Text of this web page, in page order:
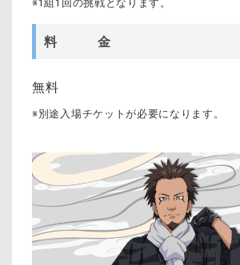
※1組1回の挑戦となります。
料 金
無料
※別途入場チケットが必要になります。